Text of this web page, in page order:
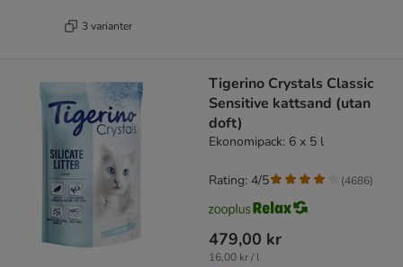
3 varianter
Tigerino Crystals Classic
Sensitive kattsand (utan
doft)
Ekonomipack: 6 x 5 l
479,00 kr
16,00 kr / l
Rating: 4/5 (4686)